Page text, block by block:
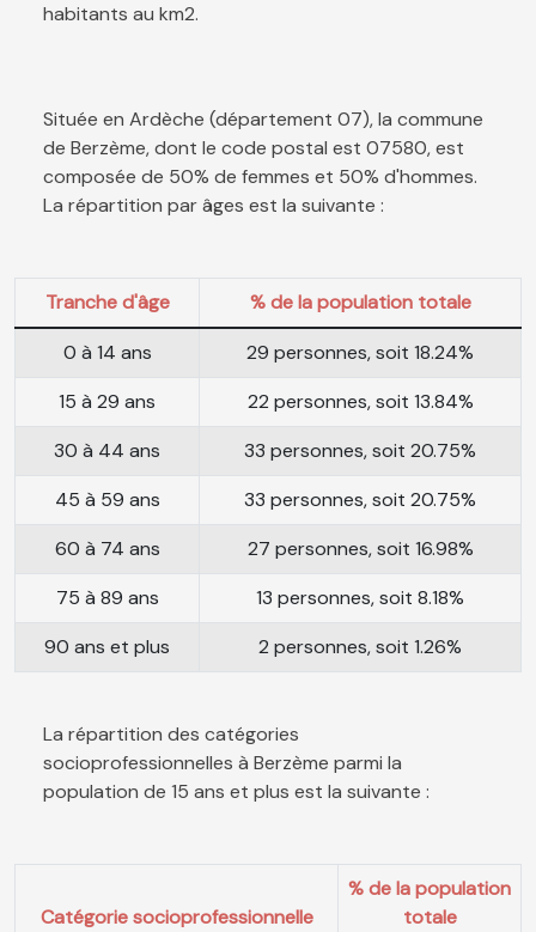
habitants au km2.
Située en Ardèche (département 07), la commune
de Berzème, dont le code postal est 07580, est
composée de 50% de femmes et 50% d'hommes.
La répartition par âges est la suivante :
Tranche d'âge
% de la population totale
0 à 14 ans
29 personnes, soit 18.24%
15 à 29 ans
22 personnes, soit 13.84%
30 à 44 ans
33 personnes, soit 20.75%
45 à 59 ans
33 personnes, soit 20.75%
60 à 74 ans
27 personnes, soit 16.98%
75 à 89 ans
13 personnes, soit 8.18%
90 ans et plus
2 personnes, soit 1.26%
La répartition des catégories
socioprofessionnelles à Berzème parmi la
population de 15 ans et plus est la suivante :
Catégorie socioprofessionnelle
% de la population
totale